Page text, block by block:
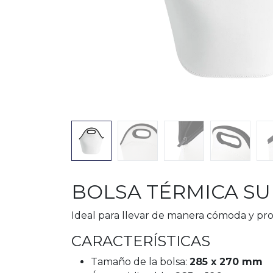
BOLSA TÉRMICA
Ideal para llevar de manera cómoda y
CARACTERÍSTICAS
Tamaño de la bolsa: 285 x 270 mm